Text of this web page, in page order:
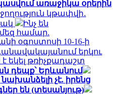
առաջիկա օրերին
կթափվի․
Ինչ են
համար.
օգոստոսի 10-16-ի
երկու
է եկել թռիչքադաշտ
դեպք՝ Երևանում
չէ. իրենց
են (տեսանյութ)